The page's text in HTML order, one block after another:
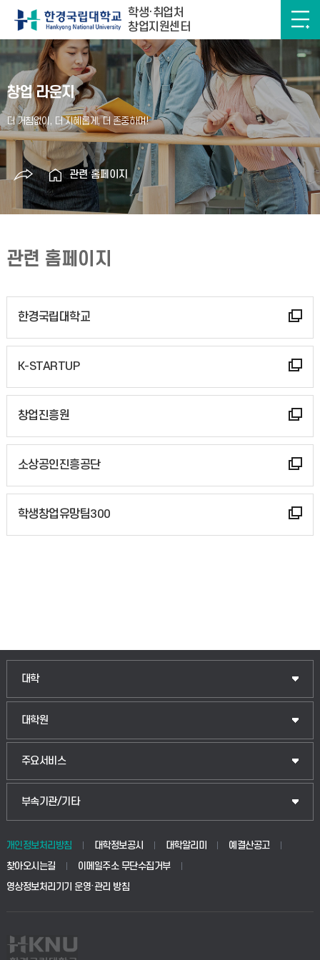
학생·취업처
창업지원센터
창업 라운지
관련 홈페이지
관련 홈페이지
한경국립대학교
K-STARTUP
창업진흥원
소상공인진흥공단
학생창업유망팀300
대학
인문융합공공인재학부
법경영학부
생명공학부
사회안전시스템공학부
대학원
일반대학원
산업대학원
공공정책대학원
교육대학원
주요서비스
입학안내
웹메일
학사시스템(전문학사 및 전공심화)
사이버캠퍼스(전문학사 및 전공심화)
부속기관/기타
중앙도서관
학생생활관(안성)
산학협력단
개인정보처리방침 대학정보공시 대학알리미
예결산공고
찾아오시는길
이메일주소 무단수집거부
영상정보처리기기 운영·관리 방침